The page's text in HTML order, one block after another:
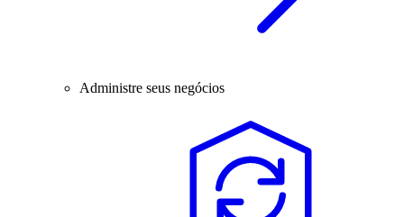
Administre seus negócios